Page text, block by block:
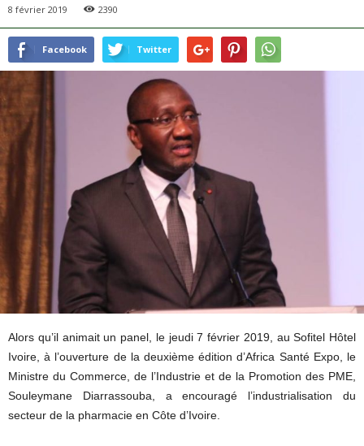
8 février 2019 2390
Facebook Twitter
Alors qu’il animait un panel, le jeudi 7 février 2019, au Sofitel Hôtel
Ivoire, à l’ouverture de la deuxième édition d’Africa Santé Expo, le
Ministre du Commerce, de l’Industrie et de la Promotion des PME,
Souleymane Diarrassouba, a encouragé l’industrialisation du
secteur de la pharmacie en Côte d’Ivoire.